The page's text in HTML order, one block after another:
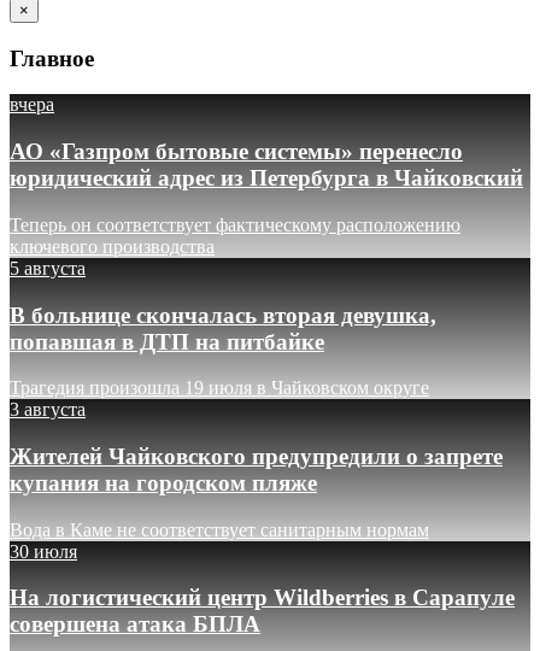
×
Главное
вчера
АО «Газпром бытовые системы» перенесло
юридический адрес из Петербурга в Чайковский
Теперь он соответствует фактическому расположению
ключевого производства
5 августа
В больнице скончалась вторая девушка,
попавшая в ДТП на питбайке
Трагедия произошла 19 июля в Чайковском округе
3 августа
Жителей Чайковского предупредили о запрете
купания на городском пляже
Вода в Каме не соответствует санитарным нормам
30 июля
На логистический центр Wildberries в Сарапуле
совершена атака БПЛА